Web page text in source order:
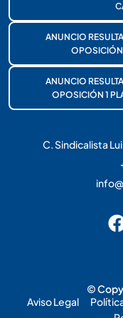
ANUNCIO
OPOSICIÓN
ANUNCIO
OPOSICIÓN 1
C. Sindicalista
©
Aviso Legal